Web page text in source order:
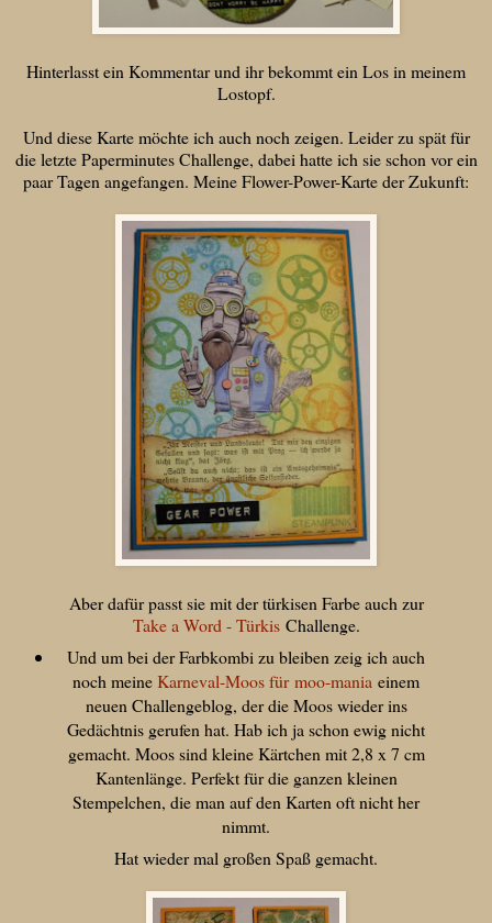
Hinterlasst ein Kommentar und ihr bekommt ein Los in meinem
Lostopf.
Und diese Karte möchte ich auch noch zeigen. Leider zu spät für
die letzte Paperminutes Challenge, dabei hatte ich sie schon vor ein
paar Tagen angefangen. Meine Flower-Power-Karte der Zukunft:
Aber dafür passt sie mit der türkisen Farbe auch zur
Take a Word - TürkisChallenge.
Und um bei der Farbkombi zu bleiben zeig ich auch
noch meineKarneval-Moos für moo-mania einem
neuen Challengeblog, der die Moos wieder ins
Gedächtnis gerufen hat. Hab ich ja schon ewig nicht
gemacht. Moos sind kleine Kärtchen mit 2,8 x 7 cm
Kantenlänge. Perfekt für die ganzen kleinen
Stempelchen, die man auf den Karten oft nicht her
nimmt.
Hat wieder mal großen Spaß gemacht.